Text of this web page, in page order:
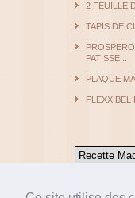
2 FEUILLE
TAPIS DE
PATISSE...
PLAQUE
FLEXXIBEL